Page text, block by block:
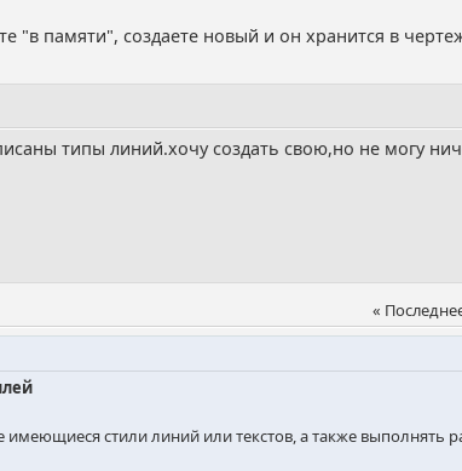
"в памяти", создаете новый и он хранится в
типы линий.хочу создать свою,но не могу
имеющиеся стили линий или текстов, а также